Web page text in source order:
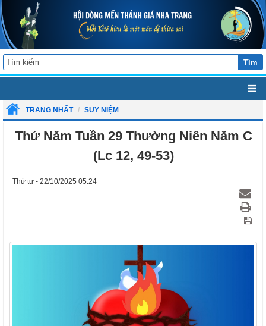
Tìm
TRANG NHẤT SUY NIỆM
Thứ Năm Tuần 29 Thường Niên Năm C
(Lc 12, 49-53)
Thứ tư - 22/10/2025 05:24